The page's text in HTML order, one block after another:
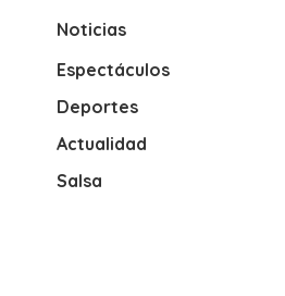
Noticias
Espectáculos
Deportes
Actualidad
Salsa